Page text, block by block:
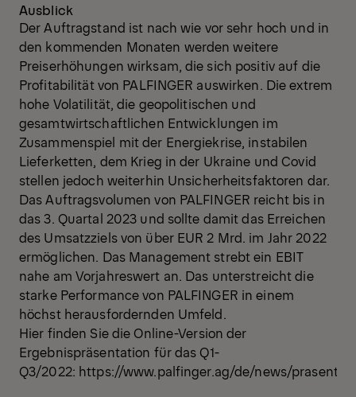
Ausblick
Der Auftragstand ist nach wie vor sehr hoch und in
den kommenden Monaten werden weitere
Preiserhöhungen wirksam, die sich positiv auf die
Profitabilität von PALFINGER auswirken. Die extrem
hohe Volatilität, die geopolitischen und
gesamtwirtschaftlichen Entwicklungen im
Zusammenspiel mit der Energiekrise, instabilen
Lieferketten, dem Krieg in der Ukraine und Covid
stellen jedoch weiterhin Unsicherheitsfaktoren dar.
Das Auftragsvolumen von PALFINGER reicht bis in
das 3. Quartal 2023 und sollte damit das Erreichen
des Umsatzziels von über EUR 2 Mrd. im Jahr 2022
ermöglichen. Das Management strebt ein EBIT
nahe am Vorjahreswert an. Das unterstreicht die
starke Performance von PALFINGER in einem
höchst herausfordernden Umfeld.
Hier finden Sie die Online-Version der
Ergebnispräsentation für das Q1-
Q3/2022: https://www.palfinger.ag/de/news/